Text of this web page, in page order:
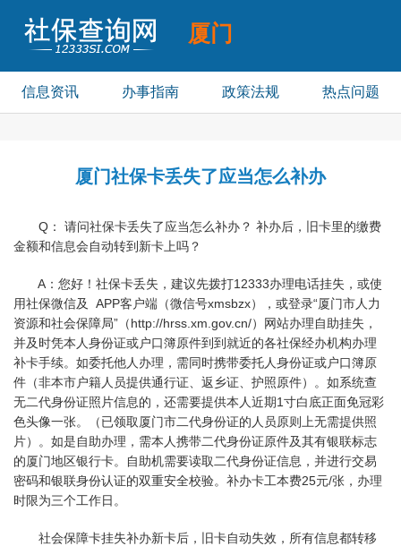
厦门
社保查询
信息资讯 办事指南 政策法规 热点问题
厦门社保卡丢失了应当怎么补办
Q： 请问社保卡丢失了应当怎么补办？ 补办后，旧卡里的缴费
金额和信息会自动转到新卡上吗？
A：您好！社保卡丢失，建议先拨打12333办理电话挂失，或使
用社保微信及 APP客户端（微信号xmsbzx），或登录“厦门市人力
资源和社会保障局”（http://hrss.xm.gov.cn/）网站办理自助挂失，
并及时凭本人身份证或户口簿原件到到就近的各社保经办机构办理
补卡手续。如委托他人办理，需同时携带委托人身份证或户口簿原
件（非本市户籍人员提供通行证、返乡证、护照原件）。如系统查
无二代身份证照片信息的，还需要提供本人近期1寸白底正面免冠彩
色头像一张。（已领取厦门市二代身份证的人员原则上无需提供照
片）。如是自助办理，需本人携带二代身份证原件及其有银联标志
的厦门地区银行卡。自助机需要读取二代身份证信息，并进行交易
密码和银联身份认证的双重安全校验。补办卡工本费25元/张，办理
时限为三个工作日。
社会保障卡挂失补办新卡后，旧卡自动失效，所有信息都转移